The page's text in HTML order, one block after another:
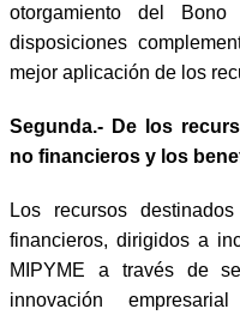
otorgamiento del
disposiciones
mejor aplicación de los
Segunda.- De los
no financieros y los
Los recursos
financieros, dirigidos a
MIPYME a través de
innovación